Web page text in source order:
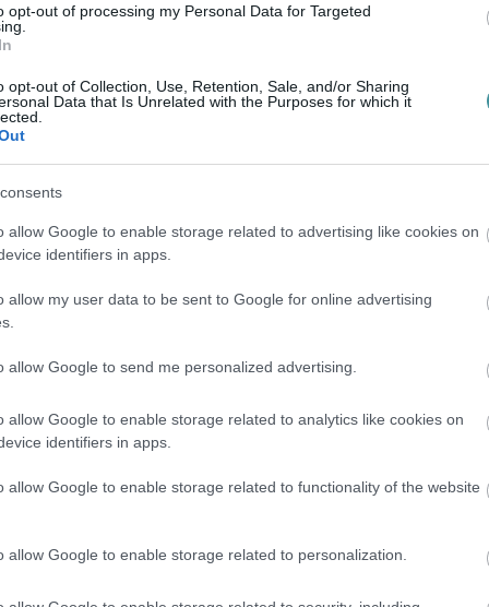
opt-out of processing my Personal Data for Targeted
opt-out of Collection, Use, Retention, Sale, and/or Sharing
Data that Is Unrelated with the Purposes for which it
allow Google to enable storage related to advertising like cookies on
identifiers in apps.
allow my user data to be sent to Google for online advertising
allow Google to send me personalized advertising.
allow Google to enable storage related to analytics like cookies on
identifiers in apps.
allow Google to enable storage related to functionality of the website
allow Google to enable storage related to personalization.
között a beruházás várható teljes
érdeklődött. Mirkóczki arról beszélt: a
több mint 50 millió forintból
a kiadások a jelenlegi bérlőt terhelik, az
biztosítania.
és -növelő beruházás, ami a
csak jól jár vele. Földvári Győző
Végül megszavazták a beruházást.
a buszmenetrend-változás azért került a
kapcsolatos lakossági
beépítenének az egri
az elmúlt hónapok lakossági